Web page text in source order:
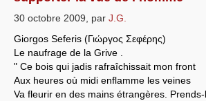
30 octobre 2009 par J.G.
Giorgos Seferis (Γιώργος Σεφέρης)
Le naufrage de la Grive .
" Ce bois qui jadis rafraîchissait mon front
Aux heures où midi enflamme les veines
Va fleurir en des mains étrangères.